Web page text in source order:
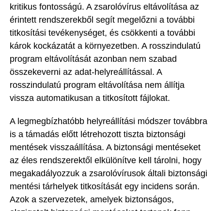
kritikus fontosságú. A zsarolóvírus eltávolítása az
érintett rendszerekből segít megelőzni a további
titkosítási tevékenységet, és csökkenti a további
károk kockázatát a környezetben. A rosszindulatú
program eltávolítását azonban nem szabad
összekeverni az adat-helyreállítással. A
rosszindulatú program eltávolítása nem állítja
vissza automatikusan a titkosított fájlokat.
A legmegbízhatóbb helyreállítási módszer továbbra
is a támadás előtt létrehozott tiszta biztonsági
mentések visszaállítása. A biztonsági mentéseket
az éles rendszerektől elkülönítve kell tárolni, hogy
megakadályozzuk a zsarolóvírusok általi biztonsági
mentési tárhelyek titkosítását egy incidens során.
Azok a szervezetek, amelyek biztonságos,